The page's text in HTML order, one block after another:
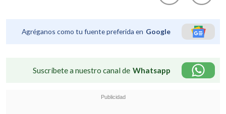
Agréganos como tu fuente preferida en Google
Suscríbete a nuestro canal de Whatsapp